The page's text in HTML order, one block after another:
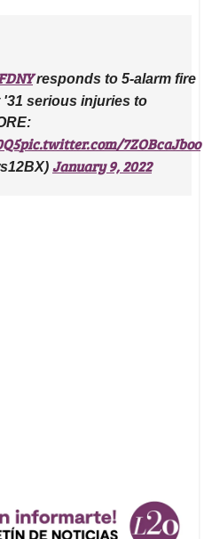
responds to 5-alarm fire
'31 serious injuries to
pic.twitter.com/7ZOBcaJboo
January 9, 2022